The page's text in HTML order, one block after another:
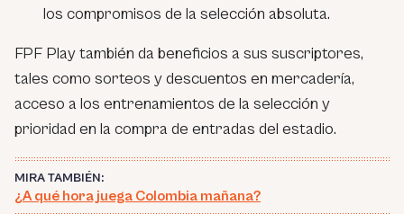
los compromisos de la selección absoluta.
FPF Play también da beneficios a sus suscriptores,
tales como sorteos y descuentos en mercadería,
acceso a los entrenamientos de la selección y
prioridad en la compra de entradas del estadio.
MIRA TAMBIÉN:
¿A qué hora juega Colombia mañana?